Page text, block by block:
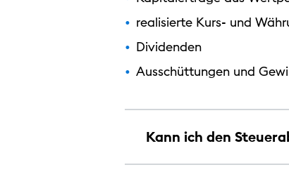
realisierte Kurs- und
Dividenden
Ausschüttungen und
Kann ich den